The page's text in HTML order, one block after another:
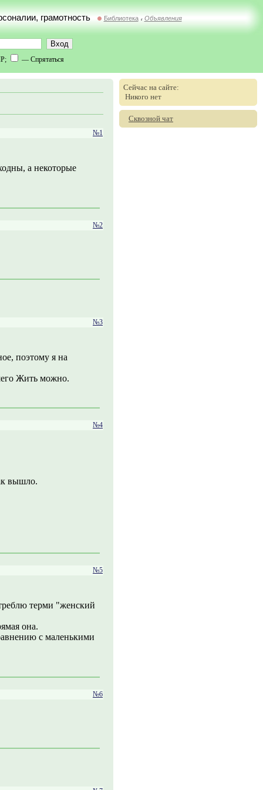
грамотность Библиотека // Объявления
— Спрятаться
№1
а некоторые
№2
№3
поэтому я на
Жить можно.
№4
вышло.
№5
терми "женский
она.
с маленькими
№6
Сейчас на сайте:
Никого нет
Сквозной чат